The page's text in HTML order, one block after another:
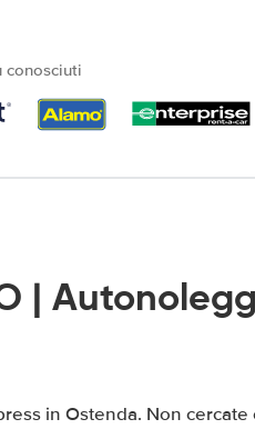
conosciuti
|
in Ostenda. Non cercate